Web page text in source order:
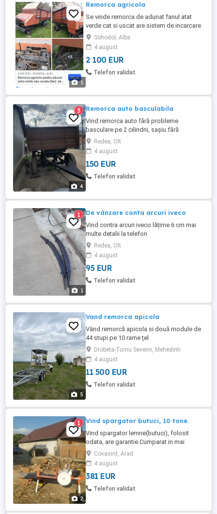
1
Remorca agricola
Se vinde remorca de adunat fanul atat
verde cat si uscat are sistem de incarcare
automat si cutite de taiere, a nutretului
mare.Aceasta poate fi folosita si la
siloz,protapul are reglaj hidraulic pentru
inaltime,la fel si sistemul de
incarcare.Descarcarea se face automat
Sohodol, Alba
4 august
2 100 EUR
Telefon validat
4
3 Remorca auto basculabila
Vind remorca auto fără probleme
basculare pe 2 cilindrii, sașiu fără
suduri,obloane bune mai multe detalii la
telefon
Redea, Olt
4 august
150 EUR
Telefon validat
1
1 De vânzare conta arcuri iveco
Vind contra arcuri iveco lățime 6 cm mai
multe detalii la telefon
Redea, Olt
4 august
95 EUR
Telefon validat
5
Vand remorca apicola
Vând remorcă apicola si două module de
44 stupi pe 10 rame țel
Drobeta-Turnu Severin, Mehedinti
4 august
11 500 EUR
Telefon validat
2
1 Vind spargator butuci, 10 tone.
Vind spargator lemne(butuci), folosit
odata, are garantie.Cumparat in mai
2025,functioneaza perfect.
Covasint, Arad
4 august
381 EUR
Telefon validat